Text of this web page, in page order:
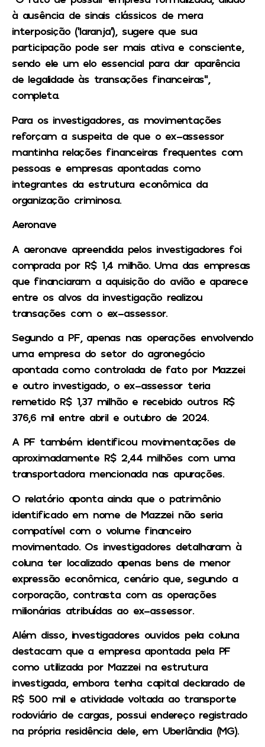
à ausência de sinais clássicos de mera
interposição (‘laranja’), sugere que sua
participação pode ser mais ativa e consciente,
sendo ele um elo essencial para dar aparência
de legalidade às transações financeiras”,
completa.
Para os investigadores, as movimentações
reforçam a suspeita de que o ex-assessor
mantinha relações financeiras frequentes com
pessoas e empresas apontadas como
integrantes da estrutura econômica da
organização criminosa.
Aeronave
A aeronave apreendida pelos investigadores foi
comprada por R$ 1,4 milhão. Uma das empresas
que financiaram a aquisição do avião e aparece
entre os alvos da investigação realizou
transações com o ex-assessor.
Segundo a PF, apenas nas operações envolvendo
uma empresa do setor do agronegócio
apontada como controlada de fato por Mazzei
e outro investigado, o ex-assessor teria
remetido R$ 1,37 milhão e recebido outros R$
376,6 mil entre abril e outubro de 2024.
A PF também identificou movimentações de
aproximadamente R$ 2,44 milhões com uma
transportadora mencionada nas apurações.
O relatório aponta ainda que o patrimônio
identificado em nome de Mazzei não seria
compatível com o volume financeiro
movimentado. Os investigadores detalharam à
coluna ter localizado apenas bens de menor
expressão econômica, cenário que, segundo a
corporação, contrasta com as operações
milionárias atribuídas ao ex-assessor.
Além disso, investigadores ouvidos pela coluna
destacam que a empresa apontada pela PF
como utilizada por Mazzei na estrutura
investigada, embora tenha capital declarado de
R$ 500 mil e atividade voltada ao transporte
rodoviário de cargas, possui endereço registrado
na própria residência dele, em Uberlândia (MG).